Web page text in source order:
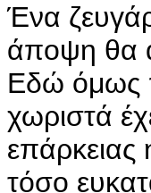
Ένα
άποψη θα
Εδώ όμως
χωριστά
επάρκειας
τόσο